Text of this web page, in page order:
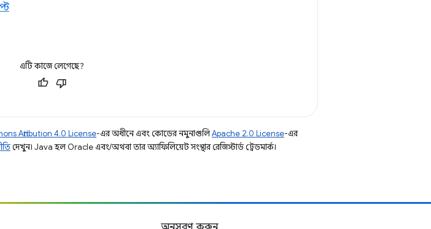
এটি কাজে লেগেছে?
Attribution 4.0 License-এর অধীনে এবং কোডের নমুনাগুলিApache 2.0 License-এর
দেখুন। Java হল Oracle এবং/অথবা তার অ্যাফিলিয়েট সংস্থার রেজিস্টার্ড ট্রেডমার্ক।